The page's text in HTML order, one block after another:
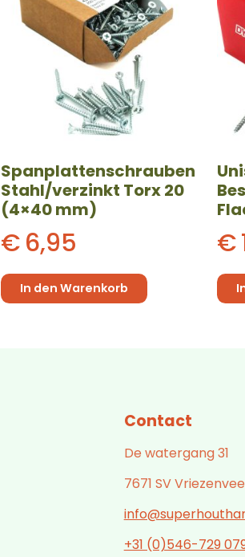
Spanplattenschrauben
Stahl/verzinkt Torx 20
(4×40 mm)
€6,95
In den Warenkorb
€
Contact
De watergang 31
7671 SV
+31 (0)546-729